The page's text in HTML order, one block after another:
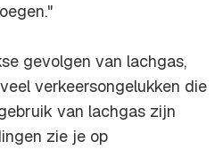
gevolgen van lachgas,
verkeersongelukken die
van lachgas zijn
zie je op